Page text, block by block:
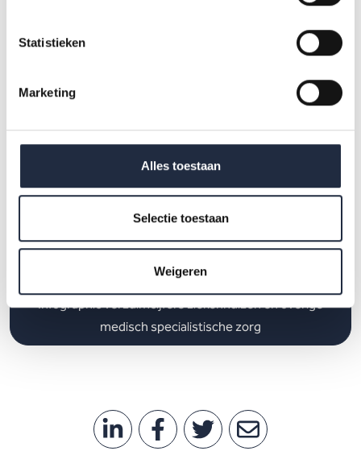
Statistieken
Marketing
Alles toestaan
Selectie toestaan
Weigeren
Infographic verzuimcijfers verpleging en verzorging
Infographic verzuimcijfers ziekenhuizen en overige
medisch specialistische zorg